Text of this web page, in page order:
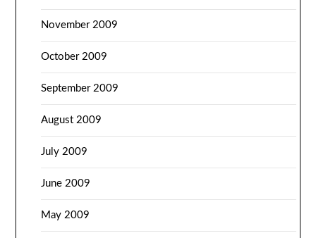
November 2009
October 2009
September 2009
August 2009
July 2009
June 2009
May 2009